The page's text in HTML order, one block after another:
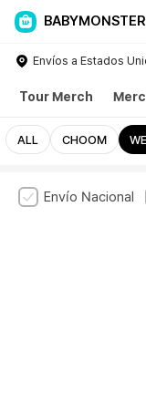
BABYMONSTER
Envíos a Estados
Tour Merch
ALL CHOOM
Envío Nacional